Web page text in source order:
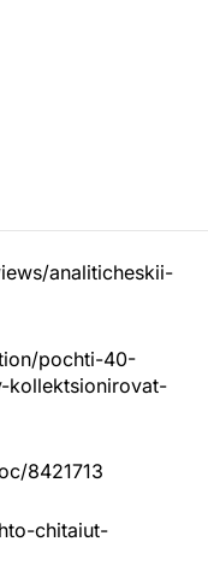
analiticheskii-
pochti-40-
kollektsionirovat-
8421713
chitaiut-